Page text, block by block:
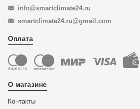
info@smartclimate24.ru
smartclimate24.ru@gmail.com
Оплата
О магазине
Контакты